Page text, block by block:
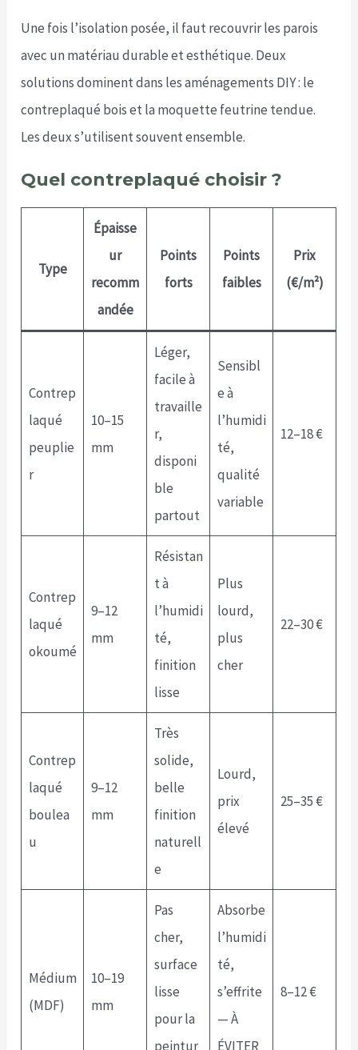
Une fois l’isolation posée, il faut recouvrir les parois
avec un matériau durable et esthétique. Deux
solutions dominent dans les aménagements DIY : le
contreplaqué bois et la moquette feutrine tendue.
Les deux s’utilisent souvent ensemble.
Quel contreplaqué choisir ?
Type
Épaisse
ur
recomm
andée
Points
forts
Points
faibles
Prix
(€/m²)
Contrep
laqué
peuplie
r
10–15
mm
Léger,
facile à
travaille
r,
disponi
ble
partout
Sensibl
e à
l’humidi
té,
qualité
variable
12–18 €
Contrep
laqué
okoumé
9–12
mm
Résistan
t à
l’humidi
té,
finition
lisse
Plus
lourd,
plus
cher
22–30 €
Contrep
laqué
boulea
u
9–12
mm
Très
solide,
belle
finition
naturell
e
Lourd,
prix
élevé
25–35 €
Médium
(MDF)
10–19
mm
Pas
cher,
surface
lisse
pour la
peintur
Absorbe
l’humidi
té,
s’effrite
— À
ÉVITER
8–12 €